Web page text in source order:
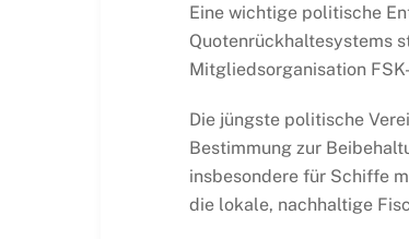
Eine wichtige politische
Quotenrückhaltesystems
Mitgliedsorganisation
Die jüngste politische
Bestimmung zur
insbesondere für Schiffe
die lokale, nachhaltige